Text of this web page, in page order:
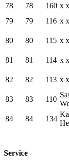
78
78 160 x x
79
79 116 x x
80 80 115 x x
81 81 114 x x
82 82 113 x x
83 83 110
84 84 134
Service